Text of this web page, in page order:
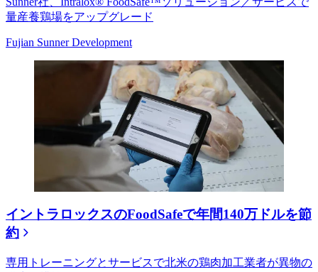
量産養鶏場をアップグレード
Fujian Sunner Development
イントラロックスのFoodSafeで年間140万ドルを節
約
専用トレーニングとサービスで北米の鶏肉加工業者が異物の